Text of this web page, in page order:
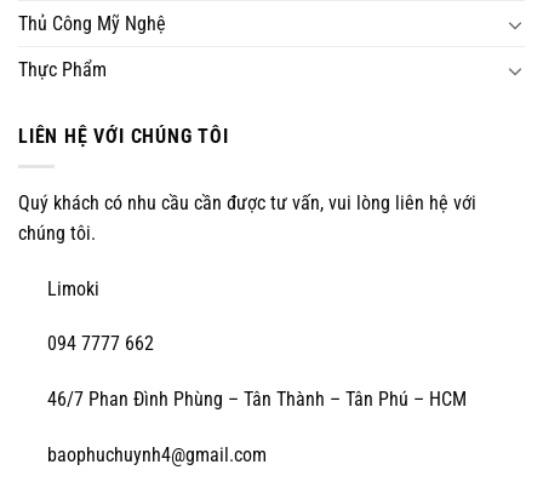
Thủ Công Mỹ Nghệ
Thực Phẩm
LIÊN HỆ VỚI CHÚNG TÔI
Quý khách có nhu cầu cần được tư vấn, vui lòng liên hệ với
chúng tôi.
Limoki
094 7777 662
46/7 Phan Đình Phùng – Tân Thành – Tân Phú – HCM
baophuchuynh4@gmail.com